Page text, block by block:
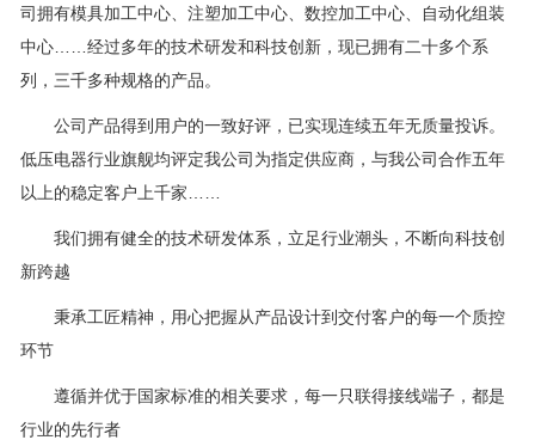
司拥有模具加工中心、注塑加工中心、数控加工中心、自动化组装
中心……经过多年的技术研发和科技创新，现已拥有二十多个系
列，三千多种规格的产品。
公司产品得到用户的一致好评，已实现连续五年无质量投诉。
低压电器行业旗舰均评定我公司为指定供应商，与我公司合作五年
以上的稳定客户上千家……
我们拥有健全的技术研发体系，立足行业潮头，不断向科技创
新跨越
秉承工匠精神，用心把握从产品设计到交付客户的每一个质控
环节
遵循并优于国家标准的相关要求，每一只联得接线端子，都是
行业的先行者